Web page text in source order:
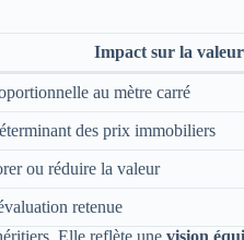
Impact sur la
au mètre carré
des prix immobiliers
ou réduire la valeur
retenue
Elle reflète une vision